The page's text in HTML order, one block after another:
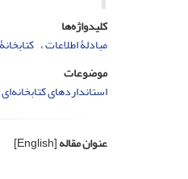
کلیدواژه‌ها
مبادلۀ اطلاعات
موضوعات
استانداردهای کتابخانه‌ای
عنوان مقاله[English]